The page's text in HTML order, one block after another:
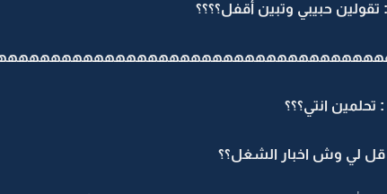
تقولين حبيبي وتبين أقفل؟؟؟؟
: تحلمين انتي؟؟؟
قل لي وش اخبار الشغل؟؟